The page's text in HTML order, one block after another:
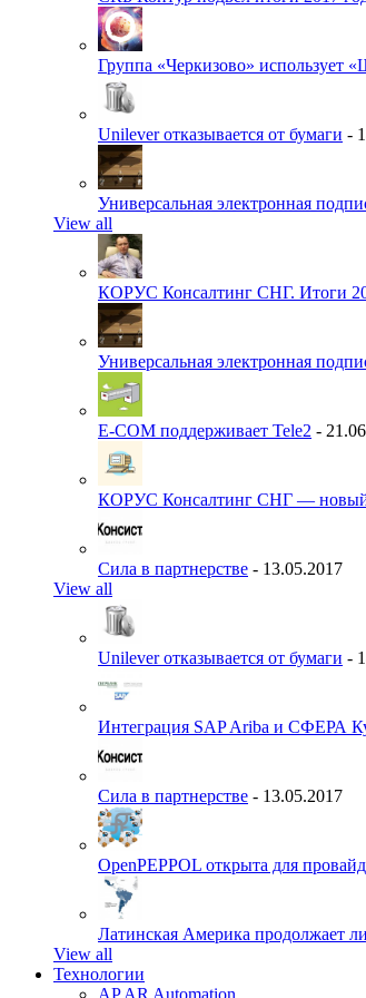
Группа «Черкизово» использует
Unilever отказывается от бумаги -
Универсальная электронная
View all
КОРУС Консалтинг СНГ. Итоги
Универсальная электронная
E-COM поддерживает Tele2 -
КОРУС Консалтинг СНГ — новый
Сила в партнерстве - 13.05.2017
View all
Unilever отказывается от бумаги -
Интеграция SAP Ariba и СФЕРА
Сила в партнерстве - 13.05.2017
OpenPEPPOL открыта для
Латинская Америка продолжает
View all
Технологии